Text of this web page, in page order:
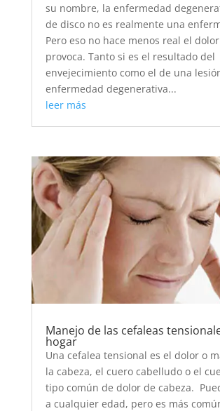
su nombre, la enfermedad
de disco no es realmente una
Pero eso no hace menos real el
provoca. Tanto si es el resultado del
envejecimiento como el de una
enfermedad degenerativa...
leer más
Manejo de las cefaleas
hogar
Una cefalea tensional es el dolor o
la cabeza, el cuero cabelludo o el
tipo común de dolor de cabeza.
a cualquier edad, pero es más